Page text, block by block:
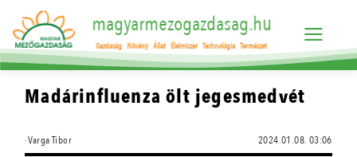
magyarmezogazdasag.hu
Gazdaság Növény Állat Élelmiszer Technológia Természet
Madárinfluenza ölt jegesmedvét
·Varga Tibor 2024.01.08. 03:06